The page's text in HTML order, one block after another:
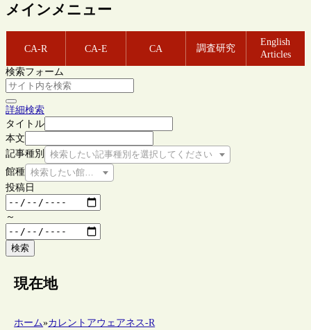
メインメニュー
CA-R CA-E CA 調査研究
English
Articles
検索フォーム
詳細検索
タイトル
本文
記事種別
検索したい記事種別を選択してください
館種 検索したい館種を選択してください
投稿日
～
検索
現在地
ホーム»カレントアウェアネス-R